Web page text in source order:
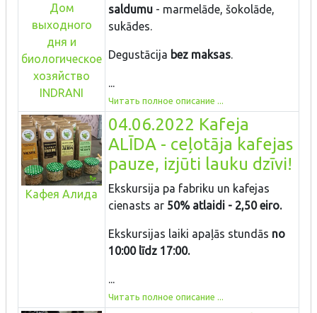
Дом
выходного
дня и
биологическое
хозяйство
INDRANI
saldumu - marmelāde, šokolāde,
sukādes.
Degustācija bez maksas.
...
Читать полное описание ...
Кафея Алида
04.06.2022 Kafeja
ALĪDA - ceļotāja kafejas
pauze, izjūti lauku dzīvi!
Ekskursija pa fabriku un kafejas
cienasts ar 50% atlaidi - 2,50 eiro.
Ekskursijas laiki apaļās stundās no
10:00 līdz 17:00.
...
Читать полное описание ...